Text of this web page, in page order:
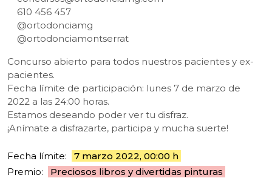
610 456 457
@ortodonciamg
@ortodonciamontserrat
Concurso abierto para todos nuestros pacientes y ex-
pacientes.
Fecha límite de participación: lunes 7 de marzo de
2022 a las 24:00 horas.
Estamos deseando poder ver tu disfraz.
¡Anímate a disfrazarte, participa y mucha suerte!
Fecha límite:
7 marzo 2022, 00:00 h
Premio:
Preciosos libros y divertidas pinturas